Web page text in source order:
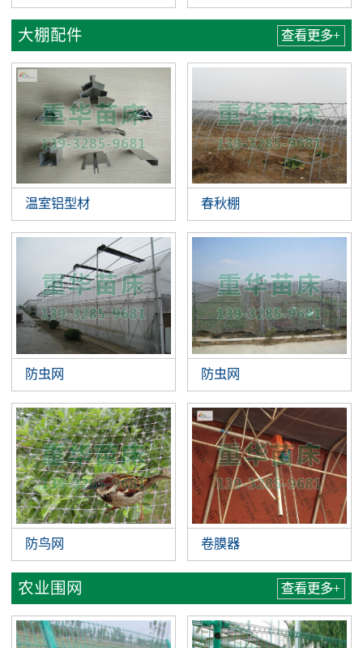
大棚配件 查看更多+
温室铝型材 春秋棚
防虫网 防虫网
防鸟网 卷膜器
农业围网 查看更多+